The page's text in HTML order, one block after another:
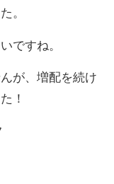
。
ですね。
が、増配を続け
！